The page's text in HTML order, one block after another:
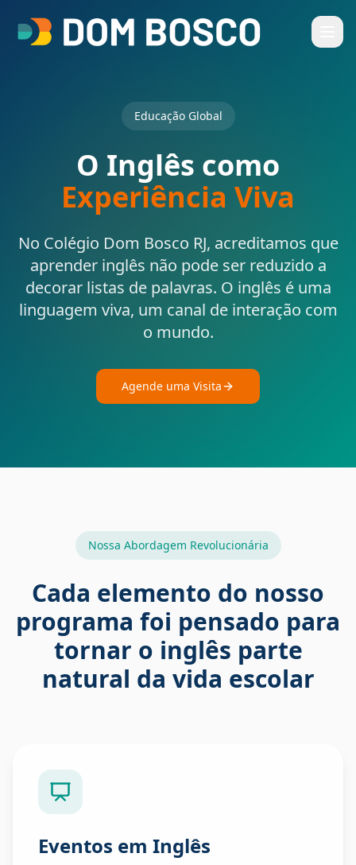
Educação Global
O Inglês como
Experiência Viva
No Colégio Dom Bosco RJ, acreditamos que
aprender inglês não pode ser reduzido a
decorar listas de palavras. O inglês é uma
linguagem viva, um canal de interação com
o mundo.
Agende uma Visita
Nossa Abordagem Revolucionária
Cada elemento do nosso
programa foi pensado para
tornar o inglês parte
natural da vida escolar
Eventos em Inglês